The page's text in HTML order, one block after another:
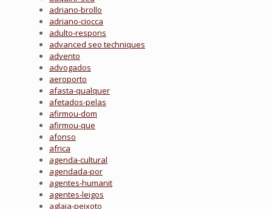
adriano-brollo
adriano-ciocca
adulto-respons
advanced seo techniques
advento
advogados
aeroporto
afasta-qualquer
afetados-pelas
afirmou-dom
afirmou-que
afonso
africa
agenda-cultural
agendada-por
agentes-humanit
agentes-leigos
aglaia-peixoto